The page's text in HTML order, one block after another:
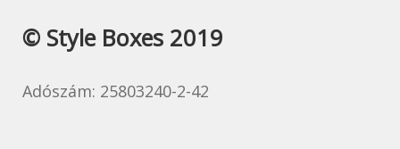
© Style Boxes 2019
Adószám: 25803240-2-42